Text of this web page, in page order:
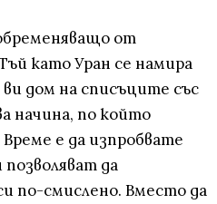
от
като Уран се намира
дом на списъците със
начина, по който
е да изпробвате
да
по-смислено. Вместо да